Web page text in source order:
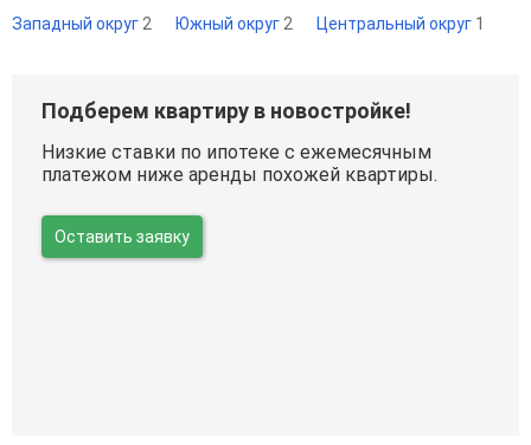
Западный округ 2 Южный округ 2 Центральный округ 1
Подберем квартиру в новостройке!
Низкие ставки по ипотеке с ежемесячным
платежом ниже аренды похожей квартиры.
Оставить заявку